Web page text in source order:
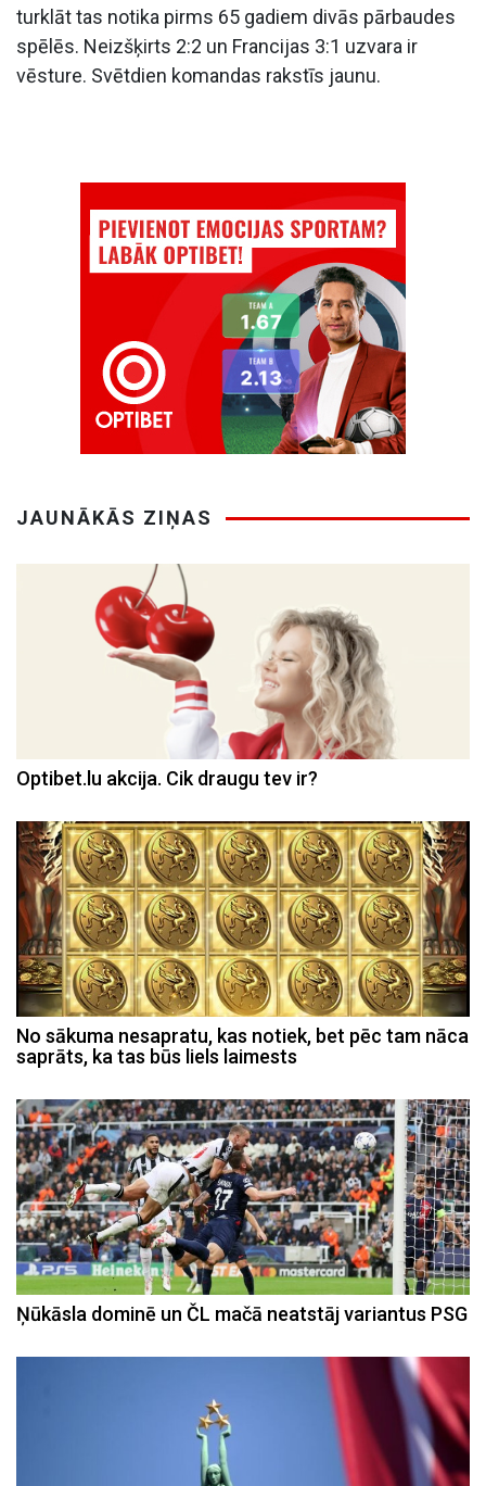
turklāt tas notika pirms 65 gadiem divās pārbaudes
spēlēs. Neizšķirts 2:2 un Francijas 3:1 uzvara ir
vēsture. Svētdien komandas rakstīs jaunu.
JAUNĀKĀS ZIŅAS
Optibet.lu akcija. Cik draugu tev ir?
No sākuma nesapratu, kas notiek, bet pēc tam nāca
saprāts, ka tas būs liels laimests
Ņūkāsla dominē un ČL mačā neatstāj variantus PSG